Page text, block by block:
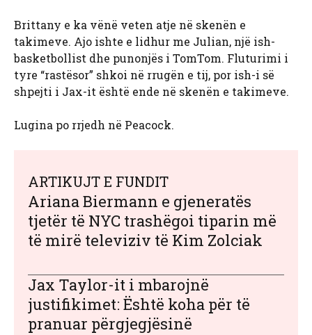
Brittany e ka vënë veten atje në skenën e
takimeve. Ajo ishte e lidhur me Julian, një ish-
basketbollist dhe punonjës i TomTom. Fluturimi i
tyre “rastësor” shkoi në rrugën e tij, por ish-i së
shpejti i Jax-it është ende në skenën e takimeve.
Lugina po rrjedh në Peacock.
ARTIKUJT E FUNDIT
Ariana Biermann e gjeneratës
tjetër të NYC trashëgoi tiparin më
të mirë televiziv të Kim Zolciak
Jax Taylor-it i mbarojnë
justifikimet: Është koha për të
pranuar përgjegjësinë